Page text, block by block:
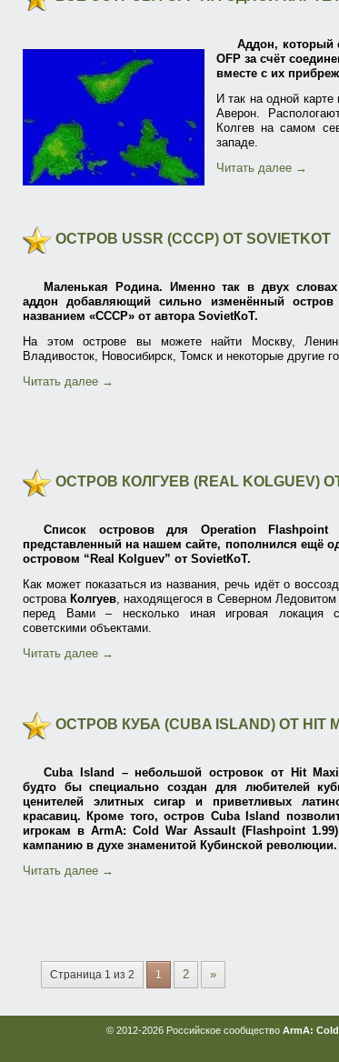
Аддон, который
OFP за счёт
вместе с их
И так на одной
Аверон.
Колгев на самом
западе.
Читать далее →
ОСТРОВ USSR (СССР) ОТ SOVIETKOT
Маленькая Родина. Именно так в двух
аддон добавляющий сильно изменённый остров
названием «СССР» от автора SovietКоТ.
На этом острове вы можете найти Москву,
Владивосток, Новосибирск, Томск и некоторые другие
Читать далее →
ОСТРОВ КОЛГУЕВ (REAL KOLGUEV)
Список островов для Operation Flashpoint
представленный на нашем сайте, пополнился ещё
островом “Real Kolguev” от SovietКоТ.
Как может показаться из названия, речь идёт о
острова Колгуев, находящегося в Северном Ледовитом
перед Вами – несколько иная игровая локация
советскими объектами.
Читать далее →
ОСТРОВ КУБА (CUBA ISLAND) ОТ HIT
Cuba Island – небольшой островок от Hit
будто бы специально создан для любителей
ценителей элитных сигар и приветливых
красавиц. Кроме того, остров Cuba Island
игрокам в ArmA: Cold War Assault (Flashpoint
кампанию в духе знаменитой Кубинской революции.
Читать далее →
Страница 1 из 2 1 2 »
© 2012-2026 Российское сообщество ArmA: